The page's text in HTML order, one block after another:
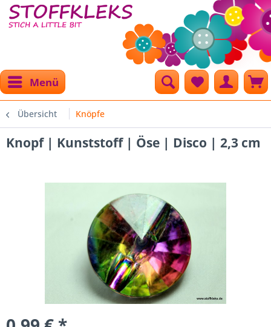
Menü
Übersicht Knöpfe
Knopf | Kunststoff | Öse | Disco | 2,3 cm